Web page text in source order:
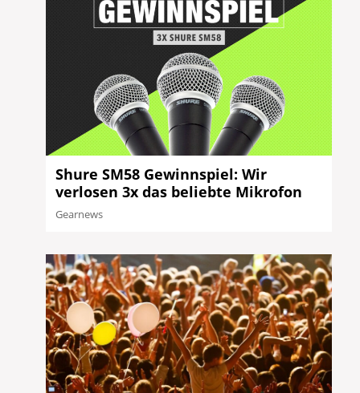
Shure SM58 Gewinnspiel: Wir
verlosen 3x das beliebte Mikrofon
Gearnews